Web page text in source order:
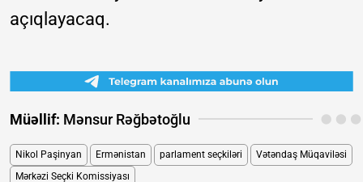
açıqlayacaq.
Müəllif: Mənsur Rəğbətoğlu
Nikol Paşinyan Ermənistan parlament seçkiləri
Vətəndaş Müqaviləsi
Mərkəzi Seçki Komissiyası